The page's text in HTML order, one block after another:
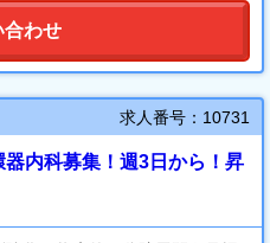
合わせ
求人番号：10731
内科募集！週3日から！昇